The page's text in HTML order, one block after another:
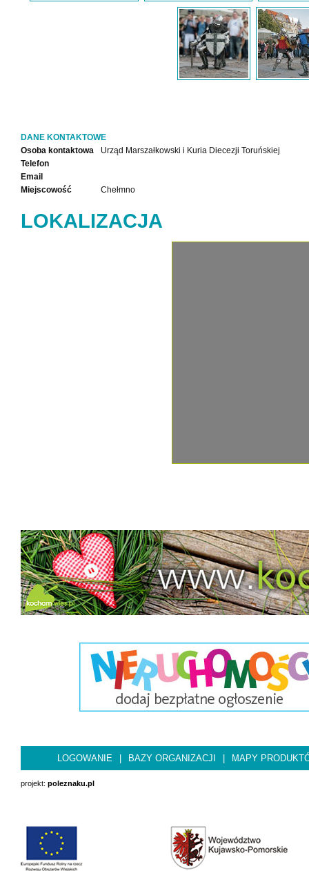
DANE KONTAKTOWE
Osoba kontaktowa
Urząd Marszałkowski i Kuria Diecezji Toruńskiej
Telefon
Email
Miejscowość
Chełmno
LOKALIZACJA
LOGOWANIE BAZY ORGANIZACJI MAPY
projekt: poleznaku.pl